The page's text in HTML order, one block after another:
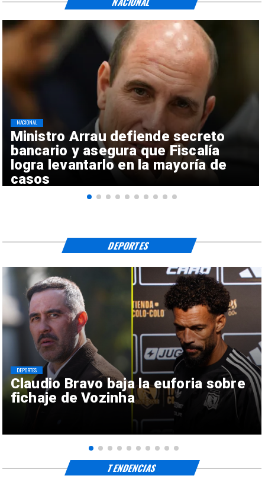
Ministro Arrau defiende secreto
bancario y asegura que Fiscalía
logra levantarlo en la mayoría de
casos
NACIONAL
Claudio Bravo baja la euforia sobre
fichaje de Vozinha
DEPORTES
DEPORTES
TENDENCIAS